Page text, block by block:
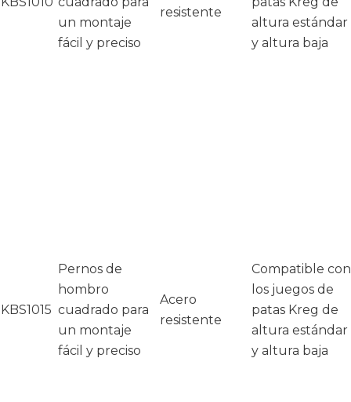
un montaje
fácil y preciso
resistente
altura estándar
y altura baja
KBS1015
Pernos de
hombro
cuadrado para
un montaje
fácil y preciso
Acero
resistente
Compatible con
los juegos de
patas Kreg de
altura estándar
y altura baja